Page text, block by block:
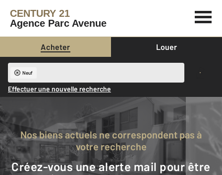
CENTURY 21
Agence Parc Avenue
Acheter Louer
Neuf
Effectuer une nouvelle recherche
Nos biens actuels ne correspondent pas à
votre recherche
Créez-vous une alerte mail pour être